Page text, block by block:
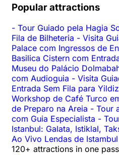
Popular attractions
- Tour Guiado pela Hagia
Fila de Bilheteria - Visita
Palace com Ingressos de
Basilica Cistern com
Museu do Palácio
com Audioguia - Visita
Entrada Sem Fila para
Workshop de Café Turco
de Preparo na Areia - Tour
com Guia Especialista -
Istanbul: Galata, Istiklal,
Ao Vivo Lendas de Istambul
120+ attractions in one pass